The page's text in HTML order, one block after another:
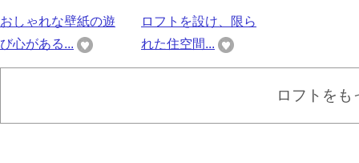
おしゃれな壁紙の遊
び心がある...
ロフトを設け、限ら
れた住空間...
ロフトをも